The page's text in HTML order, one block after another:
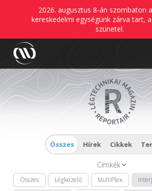
2026. augusztus 8-án szombaton
kereskedelmi egységünk zárva tart,
szünetel.
Összes Hírek Cikkek
Címkék
Összes Légkezelő MultiPlex